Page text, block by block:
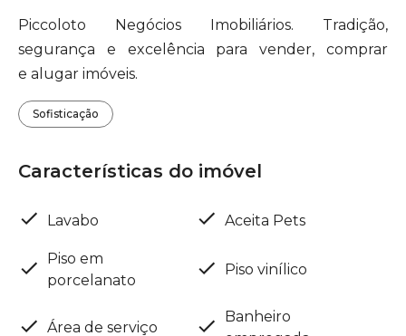
Piccoloto Negócios Imobiliários. Tradição,
segurança e excelência para vender, comprar
e alugar imóveis.
Sofisticação
Características do imóvel
Lavabo Aceita Pets
Piso em
porcelanato
Piso vinílico
Área de serviço
Banheiro